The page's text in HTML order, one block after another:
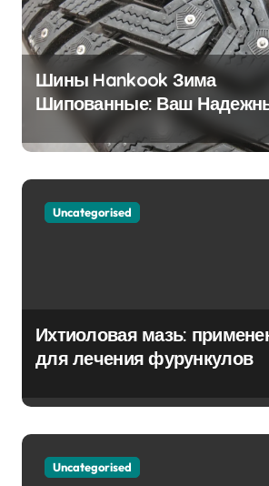
Шины Hankook Зима
Шипованные: Ваш
Партнёр на Снежных
Uncategorised
Ихтиоловая мазь:
для лечения фурункулов
Uncategorised